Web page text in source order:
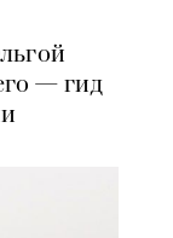
— гид